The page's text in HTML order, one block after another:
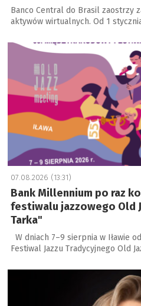
Banco Central do Brasil zaostrzy
aktywów wirtualnych. Od 1
a
07.08.2026 (13:31)
Bank Millennium po raz
festiwalu jazzowego Old
Tarka"
W dniach 7–9 sierpnia w Iławie
Festiwal Jazzu Tradycyjnego Old
a